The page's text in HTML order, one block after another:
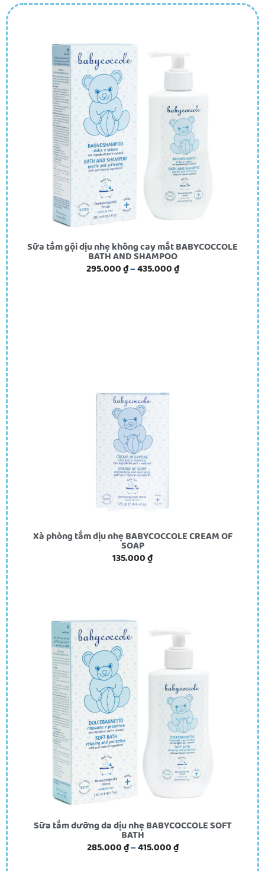
Sữa tắm gội dịu nhẹ không cay mắt BABYCOCCOLE
BATH AND SHAMPOO
295.000₫–435.000₫
Xà phòng tắm dịu nhẹ BABYCOCCOLE CREAM OF
SOAP
135.000₫
Sữa tắm dưỡng da dịu nhẹ BABYCOCCOLE SOFT
BATH
285.000₫–415.000₫